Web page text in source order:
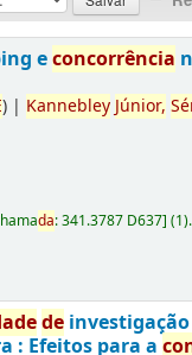
econcorrência
) | KannebleyJúnior,
da:341.3787 D637](1).
dede
: Efeitos para a